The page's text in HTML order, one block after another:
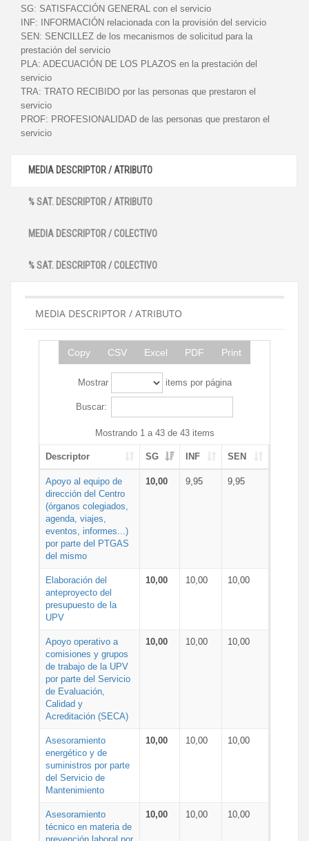
SG: SATISFACCIÓN GENERAL con el servicio
INF:
INFORMACIÓN relacionada con la provisión del servicio
SEN: SENCILLEZ de los mecanismos de solicitud para la
prestación del servicio
PLA: ADECUACIÓN DE LOS PLAZOS en la prestación del
servicio
TRA: TRATO RECIBIDO por las personas que prestaron el
servicio
PROF: PROFESIONALIDAD de las personas que prestaron el
servicio
MEDIA DESCRIPTOR / ATRIBUTO
% SAT. DESCRIPTOR / ATRIBUTO
MEDIA DESCRIPTOR / COLECTIVO
% SAT. DESCRIPTOR / COLECTIVO
MEDIA DESCRIPTOR / ATRIBUTO
Copy CSV Excel PDF Print
Mostrar items por página
Buscar:
Mostrando 1 a 43 de 43 items
Descriptor SG INF SEN
Apoyo al equipo de
dirección del Centro
(órganos colegiados,
agenda, viajes,
eventos, informes...)
por parte del PTGAS
del mismo
10,00 9,95 9,95
Elaboración del
anteproyecto del
presupuesto de la
UPV
10,00 10,00 10,00
Apoyo operativo a
comisiones y grupos
de trabajo de la UPV
por parte del Servicio
de Evaluación,
Calidad y
Acreditación (SECA)
10,00 10,00 10,00
Asesoramiento
energético y de
suministros por parte
del Servicio de
Mantenimiento
10,00 10,00 10,00
Asesoramiento
técnico en materia de
prevención laboral por
10,00 10,00 10,00